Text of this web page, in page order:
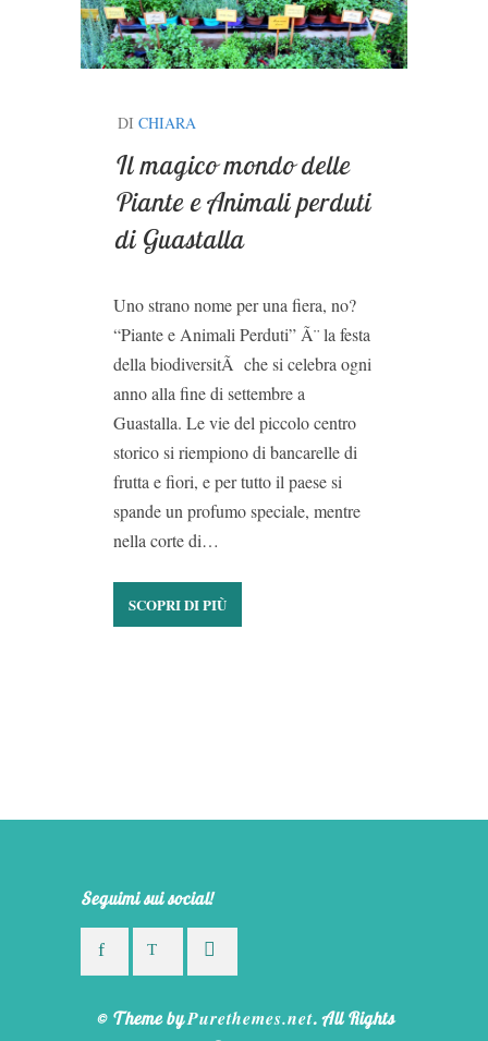
DI CHIARA
Il magico mondo delle
Piante e Animali perduti
di Guastalla
Uno strano nome per una fiera, no?
“Piante e Animali Perduti” Ã¨ la festa
della biodiversitÃ che si celebra ogni
anno alla fine di settembre a
Guastalla. Le vie del piccolo centro
storico si riempiono di bancarelle di
frutta e fiori, e per tutto il paese si
spande un profumo speciale, mentre
nella corte di…
SCOPRI DI PIÙ
Seguimi sui social!
© Theme byPurethemes.net. All Rights